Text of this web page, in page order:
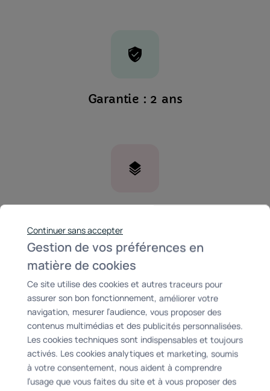
Garantie : 2 ans
Continuer sans accepter
Gestion de vos préférences en
matière de cookies
Ce site utilise des cookies et autres traceurs pour
assurer son bon fonctionnement, améliorer votre
navigation, mesurer l’audience, vous proposer des
contenus multimédias et des publicités personnalisées.
Les cookies techniques sont indispensables et toujours
activés. Les cookies analytiques et marketing, soumis
à votre consentement, nous aident à comprendre
l’usage que vous faites du site et à vous proposer des